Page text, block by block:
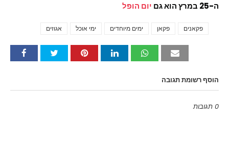
ה-25 במרץ הוא גם יום הופל
אגוזים ימי אוכל ימים מיוחדים פקאן פקאנים
הוסף רשומת תגובה
0 תגובות